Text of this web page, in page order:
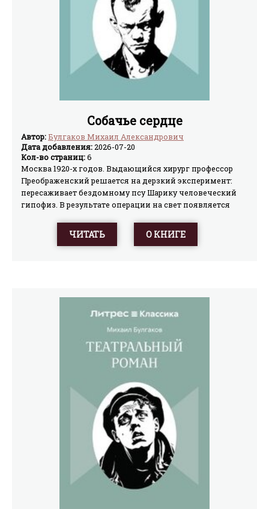
Собачье сердце
Автор:Булгаков Михаил Александрович
Дата добавления:2026-07-20
Кол-во страниц:6
Москва 1920-х годов. Выдающийся хирург профессор
Преображенский решается на дерзкий эксперимент:
пересаживает бездомному псу Шарику человеческий
гипофиз. В результате операции на свет появляется
повадки человека, но вместе с речью и амбициями
наследует самые тёмные стороны донора. В квартире
ЧИТАТЬ О КНИГЕ